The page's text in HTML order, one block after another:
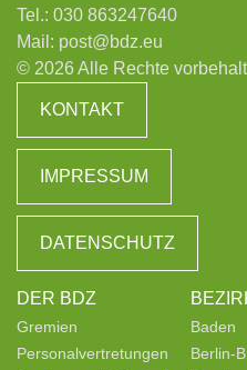
Tel.: 030 863247640
Mail: post@bdz.eu
© 2026 Alle Rechte
KONTAKT
IMPRESSUM
DATENSCHUTZ
DER BDZ
Gremien
Personalvertretungen
Baden
Berlin-